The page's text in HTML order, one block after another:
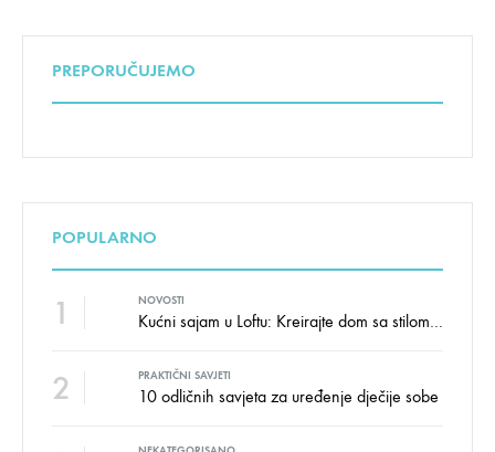
PREPORUČUJEMO
POPULARNO
1 NOVOSTI
Kućni sajam u Loftu: Kreirajte dom sa stilom i udobnošću uz velike uštede!
2 PRAKTIČNI SAVJETI
10 odličnih savjeta za uređenje dječije sobe